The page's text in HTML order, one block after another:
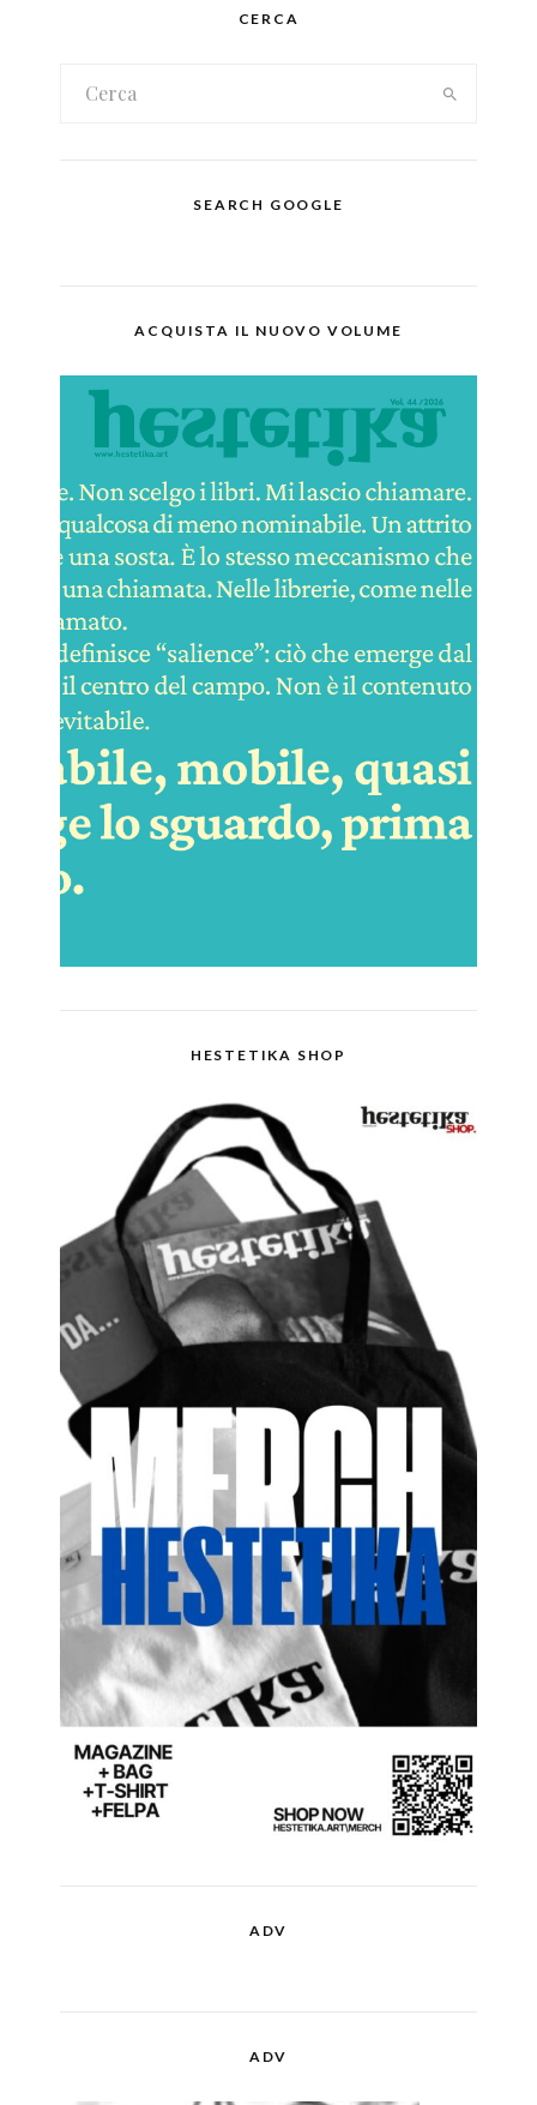
CERCA
SEARCH GOOGLE
ACQUISTA IL NUOVO VOLUME
HESTETIKA SHOP
ADV
ADV